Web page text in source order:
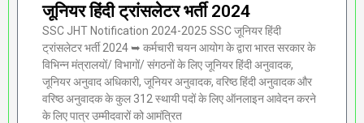
जूनियर हिंदी ट्रांसलेटर भर्ती 2024
SSC JHT Notification 2024-2025 SSC जूनियर हिंदी
ट्रांसलेटर भर्ती 2024 ➥ कर्मचारी चयन आयोग के द्वारा भारत सरकार के
विभिन्न मंत्रालयों/ विभागों/ संगठनों के लिए जूनियर हिंदी अनुवादक,
जूनियर अनुवाद अधिकारी, जूनियर अनुवादक, वरिष्ठ हिंदी अनुवादक और
वरिष्ठ अनुवादक के कुल 312 स्थायी पदों के लिए ऑनलाइन आवेदन करने
के लिए पात्र उम्मीदवारों को आमंत्रित